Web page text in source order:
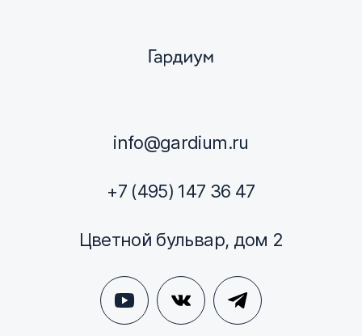
info@gardium.ru
+7 (495) 147 36 47
Цветной бульвар, дом 2